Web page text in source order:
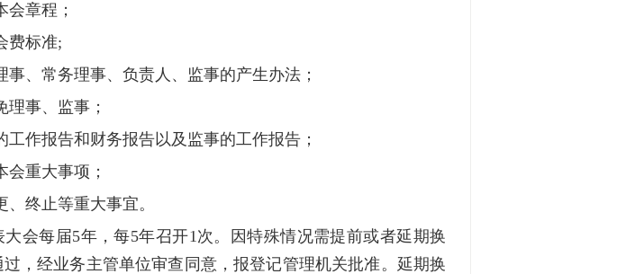
会章程；
费标准;
事、常务理事、负责人、监事的产生办法；
理事、监事；
工作报告和财务报告以及监事的工作报告；
会重大事项；
、终止等重大事宜。
大会每届5年，每5年召开1次。因特殊情况需提前或者延期换
，经业务主管单位审查同意，报登记管理机关批准。延期换